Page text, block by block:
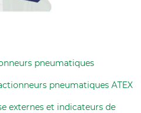
pneumatiques
pneumatiques ATEX
externes et indicateurs de